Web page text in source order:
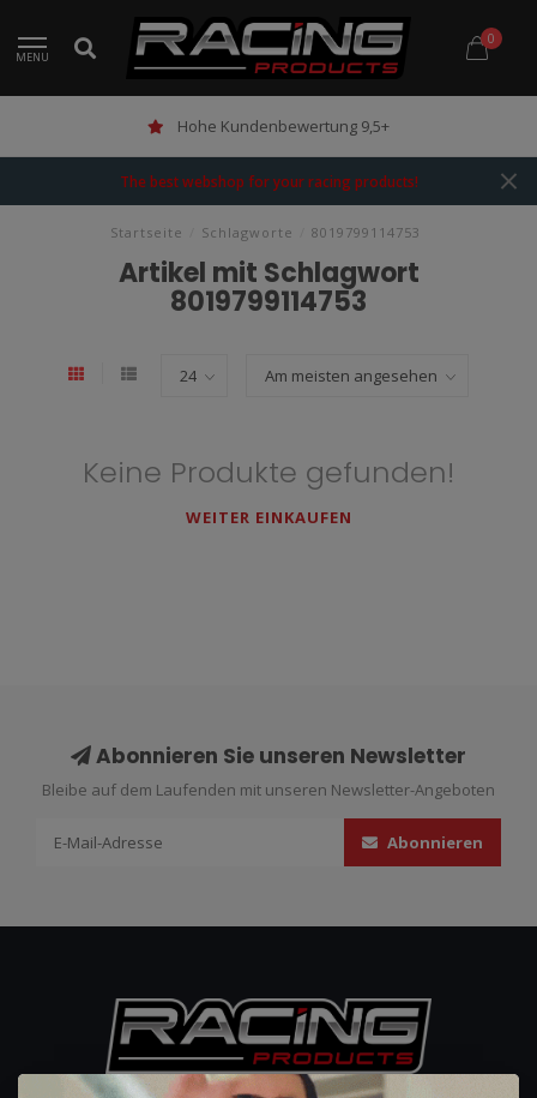
MENU
0
Hohe Kundenbewertung 9,5+
The best webshop for your racing products!
Startseite Schlagworte 8019799114753
Artikel mit Schlagwort
8019799114753
Keine Produkte gefunden!
WEITER EINKAUFEN
Abonnieren Sie unseren Newsletter
Bleibe auf dem Laufenden mit unseren Newsletter-Angeboten
Abonnieren